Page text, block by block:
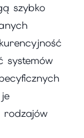
szybko
systemów
rodzajów